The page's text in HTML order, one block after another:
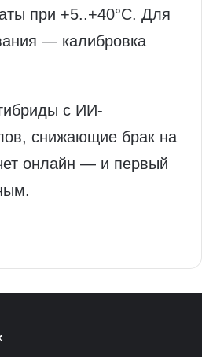
при +5..+40°C. Для
— калибровка
с ИИ-
снижающие брак на
онлайн — и первый